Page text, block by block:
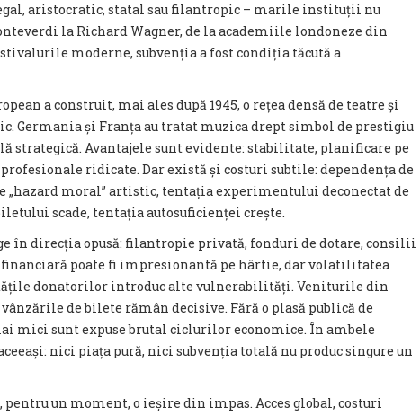
aristocratic, statal sau filantropic – marile instituții nu
la Richard Wagner, de la academiile londoneze din
moderne, subvenția a fost condiția tăcută a
a construit, mai ales după 1945, o rețea densă de teatre și
Germania și Franța au tratat muzica drept simbol de prestigiu
strategică. Avantajele sunt evidente: stabilitate, planificare pe
ridicate. Dar există și costuri subtile: dependența de
„hazard moral” artistic, tentația experimentului deconectat de
scade, tentația autosuficienței crește.
în direcția opusă: filantropie privată, fonduri de dotare, consilii
poate fi impresionantă pe hârtie, dar volatilitatea
donatorilor introduc alte vulnerabilități. Veniturile din
de bilete rămân decisive. Fără o plasă publică de
mici sunt expuse brutal ciclurilor economice. În ambele
nici piața pură, nici subvenția totală nu produc singure un
un moment, o ieșire din impas. Acces global, costuri